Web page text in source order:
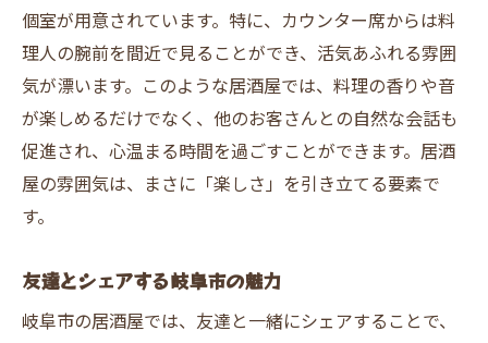
個室が用意されています。特に、カウンター席からは料
理人の腕前を間近で見ることができ、活気あふれる雰囲
気が漂います。このような居酒屋では、料理の香りや音
が楽しめるだけでなく、他のお客さんとの自然な会話も
促進され、心温まる時間を過ごすことができます。居酒
屋の雰囲気は、まさに「楽しさ」を引き立てる要素で
す。
友達とシェアする岐阜市の魅力
岐阜市の居酒屋では、友達と一緒にシェアすることで、